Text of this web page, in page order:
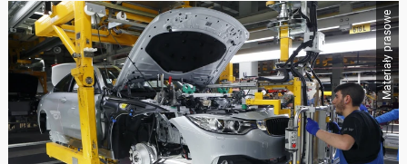
Materiały prasowe